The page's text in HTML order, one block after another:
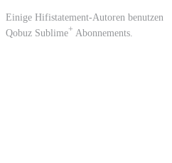
Einige Hifistatement-Autoren benutzen
Qobuz Sublime+ Abonnements.